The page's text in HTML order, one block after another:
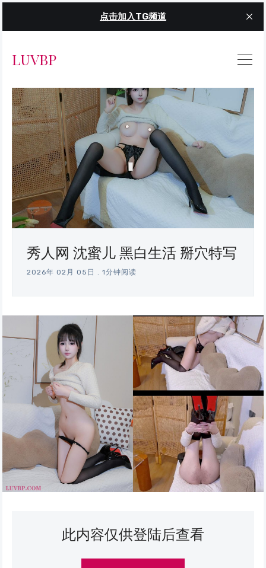
点击加入TG频道
LUVBP
秀人网 沈蜜儿 黑白生活 掰穴特写
2026年 02月 05日 1分钟阅读
此内容仅供登陆后查看